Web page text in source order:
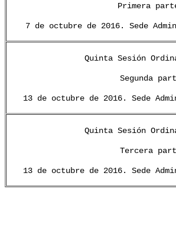
Primera
7 de octubre de 2016. Sede
Quinta Sesión
Segunda
13 de octubre de 2016. Sede
Quinta Sesión
Tercera
13 de octubre de 2016. Sede